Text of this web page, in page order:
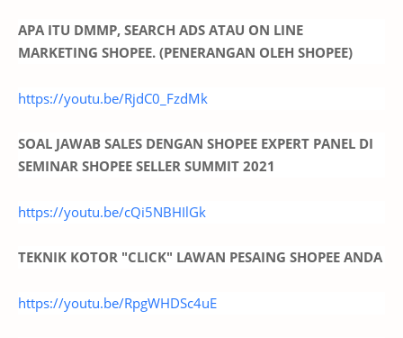
APA ITU DMMP, SEARCH ADS ATAU ON LINE
MARKETING SHOPEE. (PENERANGAN OLEH SHOPEE)
https://youtu.be/RjdC0_FzdMk
SOAL JAWAB SALES DENGAN SHOPEE EXPERT PANEL DI
SEMINAR SHOPEE SELLER SUMMIT 2021
https://youtu.be/cQi5NBHIlGk
TEKNIK KOTOR "CLICK" LAWAN PESAING SHOPEE ANDA
https://youtu.be/RpgWHDSc4uE